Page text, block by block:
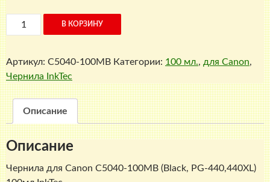
Количество
товара
Чернила
для
Canon
C5040-
100MB
(Black,
PG-
440,440XL)
100мл
InkTec
В КОРЗИНУ
Артикул: C5040-100MB Категории: 100 мл., для Canon,
Чернила InkTec
Описание
Описание
Чернила для Canon C5040-100MB (Black, PG-440,440XL)